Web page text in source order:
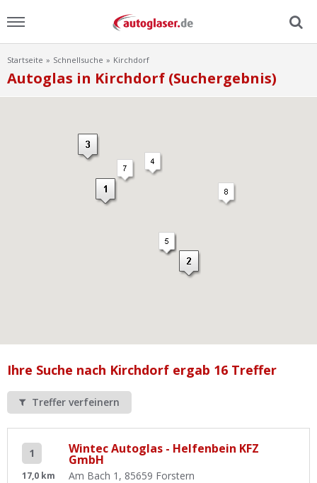
Menu
Home
Werkstatt Login
Startseite Schnellsuche Kirchdorf
Autoglas in Kirchdorf (Suchergebnis)
Ihre Suche nach Kirchdorf ergab 16 Treffer
Treffer verfeinern
1
17,0 km
Wintec Autoglas - Helfenbein KFZ
GmbH
Am Bach 1, 85659 Forstern